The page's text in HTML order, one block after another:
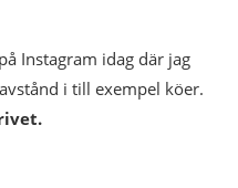
Instagram idag där jag
i till exempel köer.